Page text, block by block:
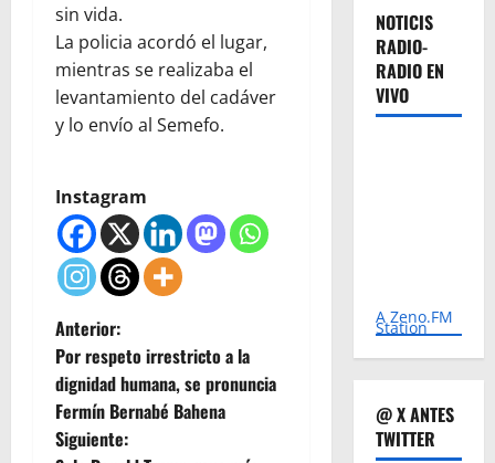
sin vida.
La policia acordó el lugar,
mientras se realizaba el
levantamiento del cadáver
y lo envío al Semefo.
Instagram
N
a
v
Anterior:
Por respeto irrestricto a la
dignidad humana, se pronuncia
Fermín Bernabé Bahena
Siguiente:
NOTICIS
RADIO-
RADIO EN
VIVO
A Zeno.FM
Station
@ X ANTES
TWITTER